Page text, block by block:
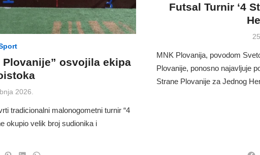
osvojila ekipa
2026.
tradicionalni malonogometni turnir “4
okupio velik broj sudionika i
Futsal Turnir ‘4
MNK Plovanija, povodom
Plovanije, ponosno najavljuje
Strane Plovanije za Jednog